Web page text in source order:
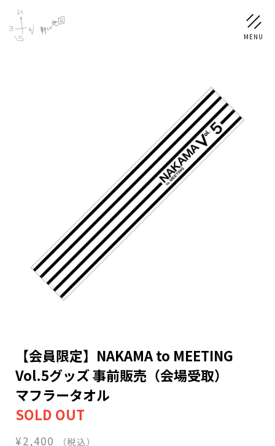
草彅 剛 香取 慎吾
DISCOGRAPHY
CHIZUSHOP
NAKAMA入会
お問い合わせ
メールマガジン登録/解除
【会員限定】NAKAMA to MEETING
Vol.5グッズ 事前販売（会場受取）
マフラータオル
¥2,400 （税込）